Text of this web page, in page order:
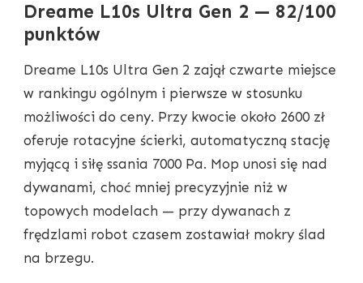
Dreame L10s Ultra Gen 2 — 82/100
punktów
Dreame L10s Ultra Gen 2 zajął czwarte miejsce
w rankingu ogólnym i pierwsze w stosunku
możliwości do ceny. Przy kwocie około 2600 zł
oferuje rotacyjne ścierki, automatyczną stację
myjącą i siłę ssania 7000 Pa. Mop unosi się nad
dywanami, choć mniej precyzyjnie niż w
topowych modelach — przy dywanach z
frędzlami robot czasem zostawiał mokry ślad
na brzegu.